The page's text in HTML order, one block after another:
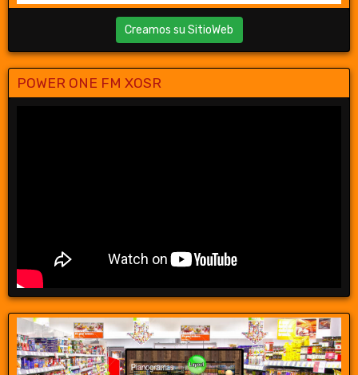
Creamos su SitioWeb
POWER ONE FM XOSR